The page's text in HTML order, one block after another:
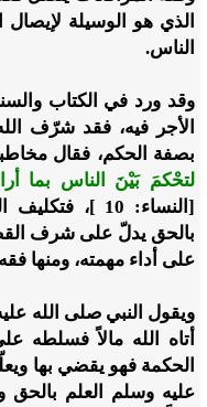
الذي هو الوسيلة
الناس.
وقد ورد في الكتاب
الأجر فيه، فقد شرّف
بصفة الحكم، فقال
لتحْكمَ بَيْنَ الناس بما
[النساء: 10 ]،
بالحق يدلّ على شرف
على أداء مهمته، ومنها
ويقول النبي صلى الله
أتاه الله مالاً فسلطه
الحكمة فهو يقضي بها
عليه وسلم العلم بالحق